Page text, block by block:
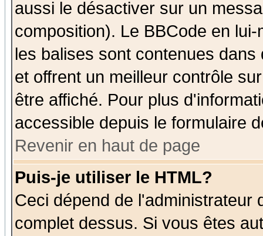
aussi le désactiver sur un
composition). Le BBCode en
les balises sont contenues
et offrent un meilleur contrôle
être affiché. Pour plus
accessible depuis le formulaire
Revenir en haut de page
Puis-je utiliser le HTML?
Ceci dépend de l'administrateur
complet dessus. Si vous êtes